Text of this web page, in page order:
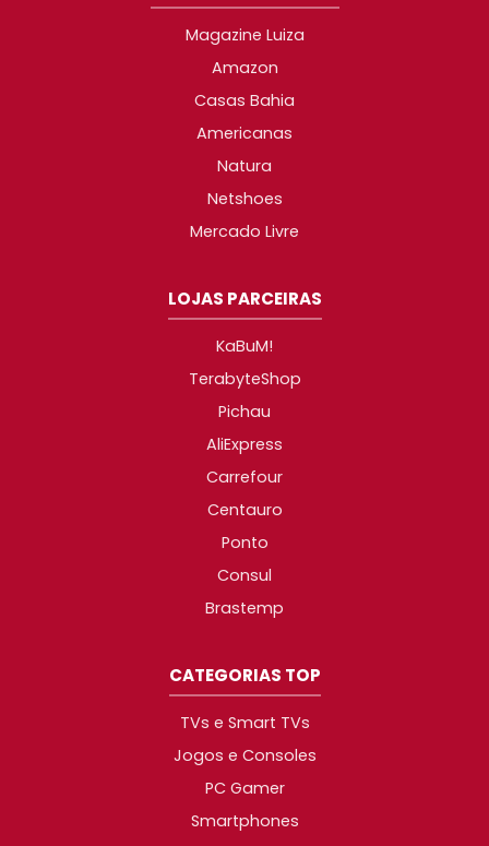
Magazine Luiza
Amazon
Casas Bahia
Americanas
Natura
Netshoes
Mercado Livre
LOJAS PARCEIRAS
KaBuM!
TerabyteShop
Pichau
AliExpress
Carrefour
Centauro
Ponto
Consul
Brastemp
CATEGORIAS TOP
TVs e Smart TVs
Jogos e Consoles
PC Gamer
Smartphones